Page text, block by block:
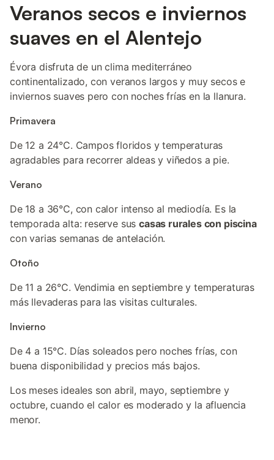
Veranos secos e inviernos
suaves en el Alentejo
Évora disfruta de un clima mediterráneo
continentalizado, con veranos largos y muy secos e
inviernos suaves pero con noches frías en la llanura.
Primavera
De 12 a 24°C. Campos floridos y temperaturas
agradables para recorrer aldeas y viñedos a pie.
Verano
De 18 a 36°C, con calor intenso al mediodía. Es la
temporada alta: reserve suscasas rurales con piscina
con varias semanas de antelación.
Otoño
De 11 a 26°C. Vendimia en septiembre y temperaturas
más llevaderas para las visitas culturales.
Invierno
De 4 a 15°C. Días soleados pero noches frías, con
buena disponibilidad y precios más bajos.
Los meses ideales son abril, mayo, septiembre y
octubre, cuando el calor es moderado y la afluencia
menor.